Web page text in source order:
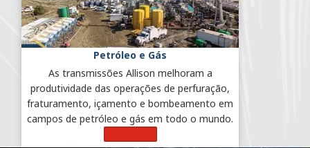
Petróleo e Gás
As transmissões Allison melhoram a
produtividade das operações de perfuração,
fraturamento, içamento e bombeamento em
campos de petróleo e gás em todo o mundo.